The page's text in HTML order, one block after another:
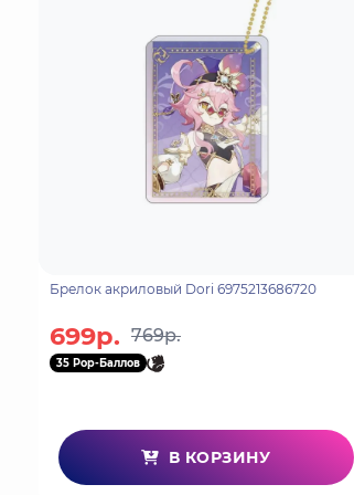
Брелок акриловый Dori 6975213686720
699р. 769р.
35 Pop-Баллов
В КОРЗИНУ